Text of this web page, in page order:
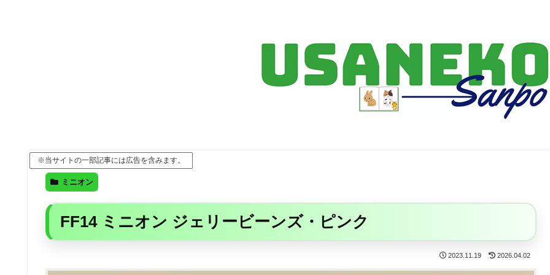
※当サイトの一部記事には広告を含みます。
ミニオン
FF14 ミニオン ジェリービーンズ・ピンク
2023.11.19 2026.04.02